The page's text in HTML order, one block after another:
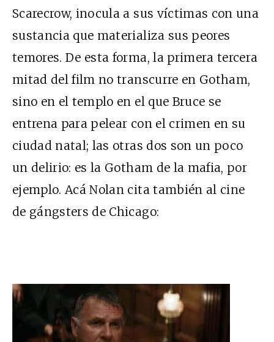
Scarecrow, inocula a sus víctimas con una
sustancia que materializa sus peores
temores. De esta forma, la primera tercera
mitad del film no transcurre en Gotham,
sino en el templo en el que Bruce se
entrena para pelear con el crimen en su
ciudad natal; las otras dos son un poco
un delirio: es la Gotham de la mafia, por
ejemplo. Acá Nolan cita también al cine
de gángsters de Chicago: